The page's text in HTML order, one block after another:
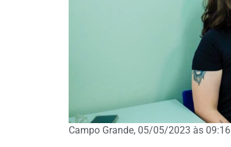
Campo Grande, 05/05/2023 às 09:16